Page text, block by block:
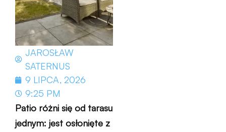
JAROSŁAW
SATERNUS
9 LIPCA, 2026
9:25 PM
Patio różni się od tarasu
jednym: jest osłonięte z